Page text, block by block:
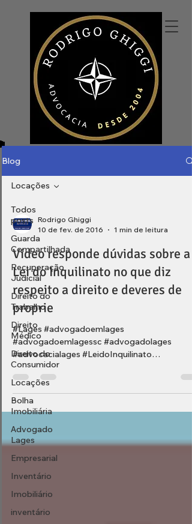
Blog
Todos
posts
Guarda
Compartilhada
Recuperação
Judicial
Direito do
Trabalho
Direito
Médico
Direito do
Consumidor
Locações
Bolha
Imobiliária
Advogado
Lages
Empresarial
Inventário
Imobiliário
inventário
Locações
Rodrigo Ghiggi
10 de fev. de 2016
1 min de leitura
Vídeo responde dúvidas sobre a
Lei do Inquilinato no que diz
respeito a direito e deveres de
proprie
#Lages #advogadoemlages
#advogadoemlagessc #advogadolages
#advocacialages #LeidoInquilinato
#aluguelecondomínio #aluguel #condomínio